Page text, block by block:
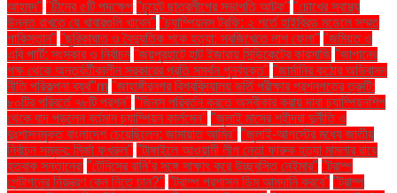
আহমদ" "চীনের ৫টি পদক্ষেপ "চুয়েট ছাত্রলীগের সভাপতি আটক" "চোখের স্বাস্থ্য
উন্নত রাখতে যে খাবারগুলি খাবেন" "চ্যাম্পিয়নস ট্রফি: ২ শর্তে হাইব্রিড মডেলে সম্মত
পাকিস্তান" "ছুরিকাঘাত ও বৈদ্যুতিক শকে হত্যা: সবজিখেতে লাশ ফেলা" "জমিয়ত ও
এবি পার্টি: সংস্কার ও নির্বাচন "জয়পুরহাটে হাট ইজারায় সিন্ডিকেটের কারসাজি "জাপানের
পক্ষ থেকে অন্তর্বর্তীকালীন সরকারের প্রতি সমর্থন পুনর্ব্যক্ত" "জার্মানির কঠোর অভিবাসন
নীতি পরিকল্পনা ব্যর্থ"m "জাহাঙ্গীরনগর বিশ্ববিদ্যালয় ভর্তি পরীক্ষার প্রশ্নপত্রে ত্রুটি:
৮০টির পরিবর্তে ৭৮টি প্রশ্ন" "জিনস পরিবর্তন করতে অস্বীকার করায় দাবা চ্যাম্পিয়নশিপ
থেকে বাদ পড়লেন বর্তমান চ্যাম্পিয়ন কার্লসেন" "জুলাই মাসের শহীদরা দুর্নীতি ও
দুঃশাসনমুক্ত বাংলাদেশ চেয়েছিলেন: জামায়াত আমির" "জুলাই-আগস্টের মধ্যে জাতীয়
নির্বাচন সম্ভব: মির্জা ফখরুল" "টাঙ্গাইলে আওয়ামী লীগ নেতা ফারুক হত্যা মামলার রায়ে
হতবাক সন্তানেরা "টেনিসের রানি’র সঙ্গে সাক্ষাৎ করে উচ্ছ্বসিত নেইমার" "ট্রাম্প
পেন্টাগনের নিয়ন্ত্রণ কেন নিতে চান?" "ট্রাম্প প্রশাসন ডিম আমদানি করবে" "ট্রাম্প